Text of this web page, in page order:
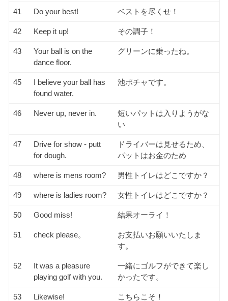
41 Do your best! ベストを尽くせ！
42 Keep it up! その調子！
43
Your ball is on the
dance floor.
グリーンに乗ったね。
45
I believe your ball has
found water.
池ポチャです。
46 Never up, never in.
短いパットは入りようがな
い
47
Drive for show - putt
for dough.
ドライバーは見せるため、
パットはお金のため
48 where is mens room? 男性トイレはどこですか？
49 where is ladies room? 女性トイレはどこですか？
50 Good miss! 結果オーライ！
51 check please。
お支払いお願いいたしま
す。
52
It was a pleasure
playing golf with you.
一緒にゴルフができて楽し
かったです。
53 Likewise! こちらこそ！